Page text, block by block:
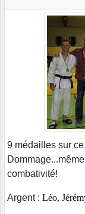
9 médailles sur
combativité!
Argent : Léo,